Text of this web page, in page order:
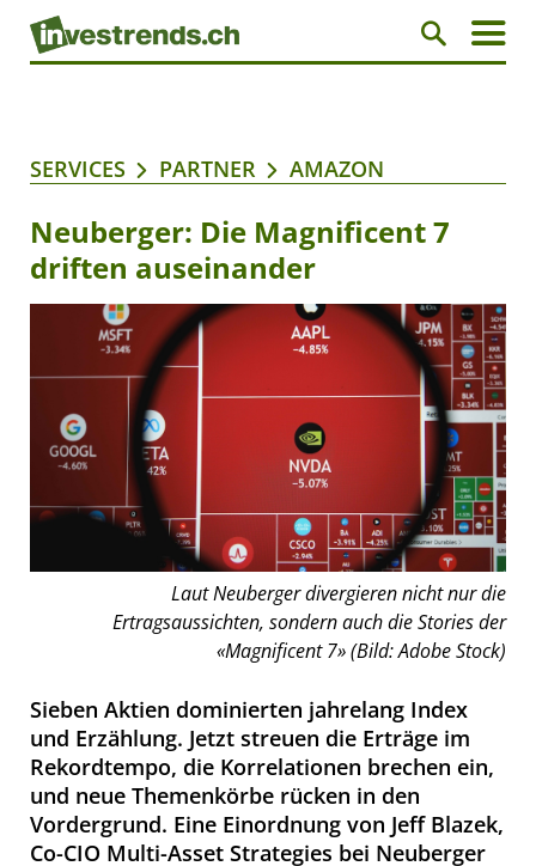
SERVICES PARTNER AMAZON
Neuberger: Die Magnificent 7
driften auseinander
Laut Neuberger divergieren nicht nur die
Ertragsaussichten, sondern auch die Stories der
«Magnificent 7» (Bild: Adobe Stock)
Sieben Aktien dominierten jahrelang Index
und Erzählung. Jetzt streuen die Erträge im
Rekordtempo, die Korrelationen brechen ein,
und neue Themenkörbe rücken in den
Vordergrund. Eine Einordnung von Jeff Blazek,
Co-CIO Multi-Asset Strategies bei Neuberger